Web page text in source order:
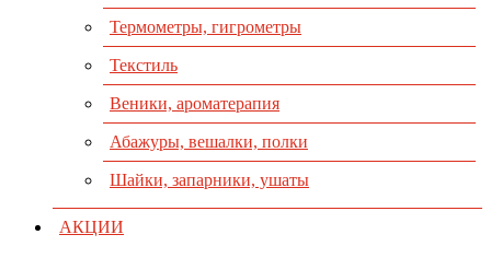
Термометры, гигрометры
Текстиль
Веники, ароматерапия
Абажуры, вешалки, полки
Шайки, запарники, ушаты
АКЦИИ